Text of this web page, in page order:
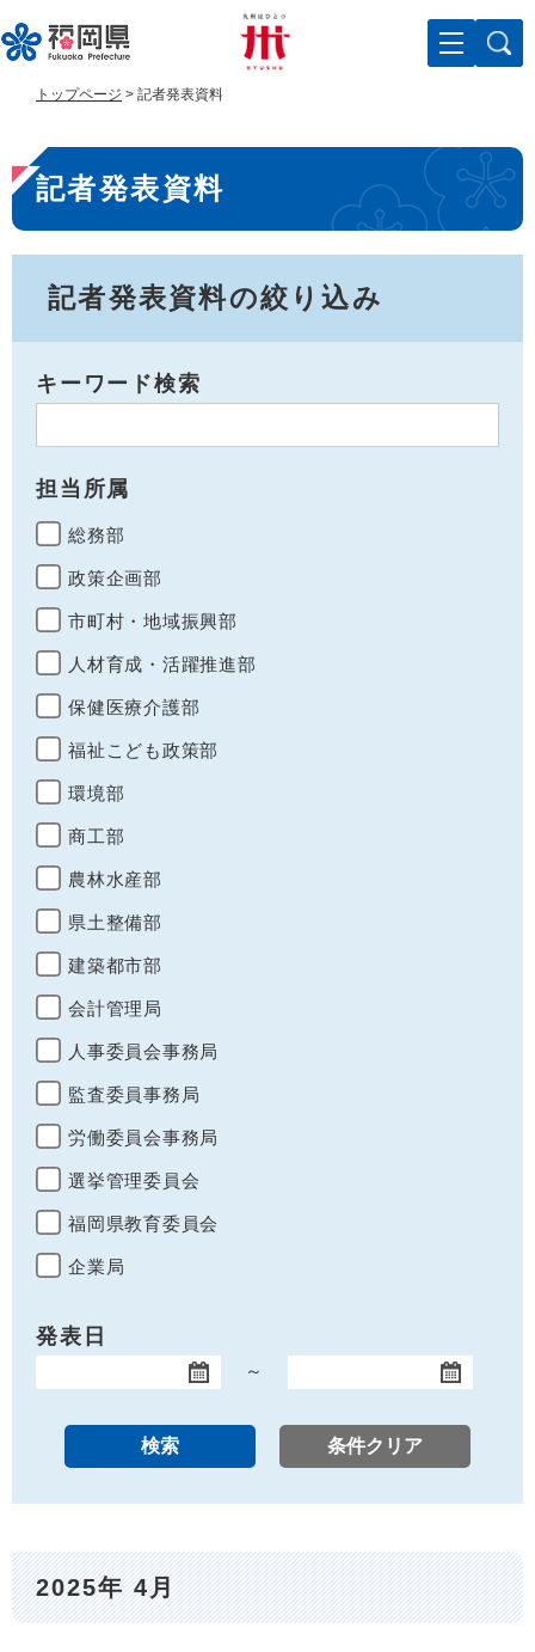
ー
ジ
で
す
ニ
ュ
ば
し
トップページ > 記者発表資料
本
文
記者発表資料
記者発表資料の絞り込み
キーワード検索
担当所属
総務部
政策企画部
市町村・地域振興部
人材育成・活躍推進部
保健医療介護部
福祉こども政策部
環境部
商工部
農林水産部
県土整備部
建築都市部
会計管理局
人事委員会事務局
監査委員事務局
労働委員会事務局
選挙管理委員会
福岡県教育委員会
企業局
発表日
開始日
～
終了日
2025年 4月